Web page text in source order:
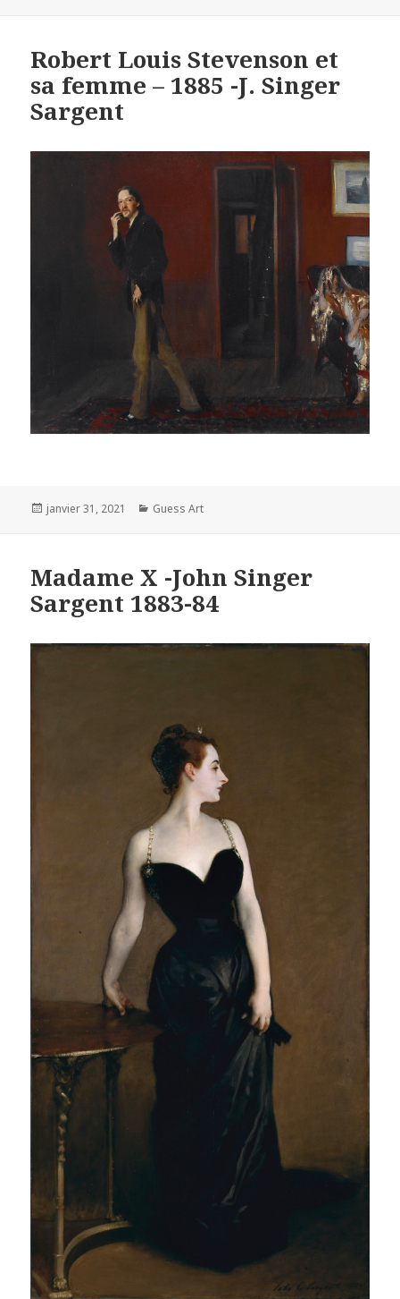
Robert Louis Stevenson et
sa femme – 1885 -J. Singer
Sargent
Posted
janvier 31, 2021 Categories
Guess Art
Madame X -John Singer
Sargent 1883-84